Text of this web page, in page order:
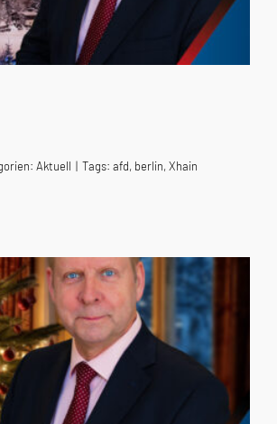
Aktuell | Tags: afd, berlin,Xhain